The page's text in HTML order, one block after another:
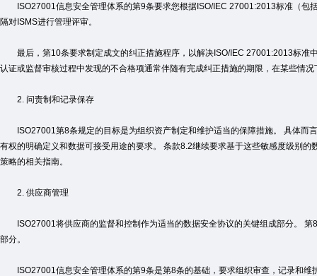
ISO27001信息安全管理体系的第9条要求您根据ISO/IEC 27001:2013标准（包
隔对ISMS进行管理评审。
最后，第10条要求制定成文的纠正措施程序，以解决ISO/IEC 27001:2013标准
认证或监督审核过程中发现的不合格项通常伴随有完成纠正措施的期限，在某些情
2. 问责制和记录保存
ISO27001第8条规定的目标是为组织资产制定和维护适当的保障措施。 具体而
有权的明确定义和数据可接受用途的要求。 条款8.2继续要求基于这些敏感度级别
策略的相关指南。
2. 供应商管理
ISO27001将供应商的监督和控制作为适当的数据安全协议的关键组成部分。 第
部分。
ISO27001信息安全管理体系的第9条是第8条的基础，要求组织审查，记录和维